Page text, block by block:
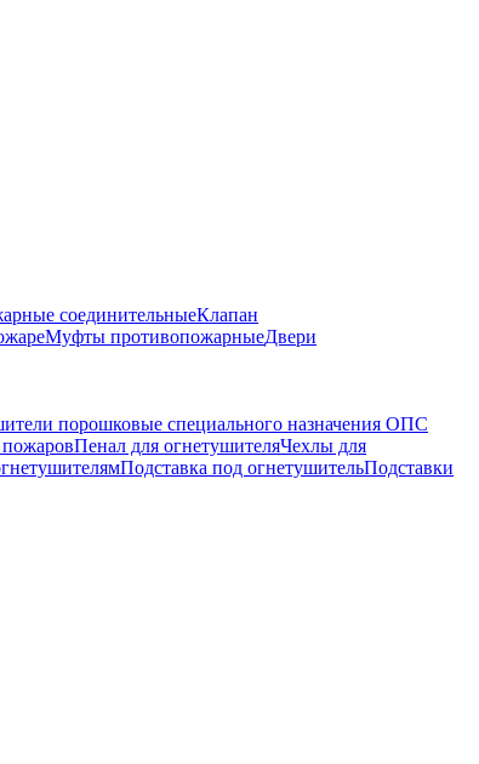
соединительныеКлапан
Муфты противопожарныеДвери
порошковые специального назначения ОПС
Пенал для огнетушителяЧехлы для
Подставка под огнетушительПодставки